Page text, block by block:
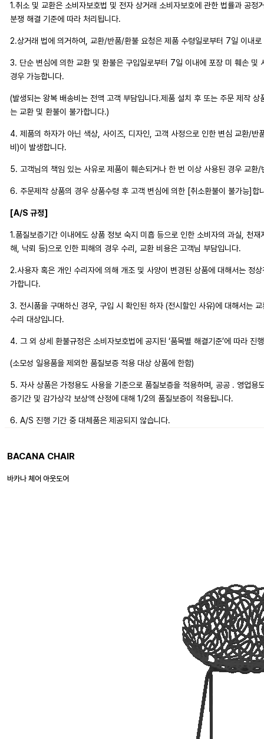
1.취소 및 교환은 소비자보호법 및 전자 상거래 소비자보호에 관한 법률과 공정
분쟁 해결 기준에 따라 처리됩니다.
2.상거래 법에 의거하여, 교환/반품/환불 요청은 제품 수령일로부터 7일 이내로
3. 단순 변심에 의한 교환 및 환불은 구입일로부터 7일 이내에 포장 미 훼손 및
경우 가능합니다.
(발생되는 왕복 배송비는 전액 고객 부담입니다.제품 설치 후 또는 주문 제작 상
는 교환 및 환불이 불가합니다.)
4. 제품의 하자가 아닌 색상, 사이즈, 디자인, 고객 사정으로 인한 변심 교환/반
비)이 발생합니다.
5. 고객님의 책임 있는 사유로 제품이 훼손되거나 한 번 이상 사용된 경우 교환/
6. 주문제작 상품의 경우 상품수령 후 고객 변심에 의한 [취소환불이 불가능]합
[A/S 규정]
1.품질보증기간 이내에도 상품 정보 숙지 미흡 등으로 인한 소비자의 과실, 천
해, 낙뢰 등)으로 인한 피해의 경우 수리, 교환 비용은 고객님 부담입니다.
2.사용자 혹은 개인 수리자에 의해 개조 및 사양이 변경된 상품에 대해서는 정
가합니다.
3. 전시품을 구매하신 경우, 구입 시 확인된 하자 (전시할인 사유)에 대해서는
수리 대상입니다.
4. 그 외 상세 환불규정은 소비자보호법에 공지된 ‘품목별 해결기준’에 따라 진
(소모성 일용품을 제외한 품질보증 적용 대상 상품에 한함)
5. 자사 상품은 가정용도 사용을 기준으로 품질보증을 적용하며, 공공 . 영업용
증기간 및 감가상각 보상액 산정에 대해 1/2의 품질보증이 적용됩니다.
6. A/S 진행 기간 중 대체품은 제공되지 않습니다.
BACANA CHAIR
바카나 체어 아웃도어